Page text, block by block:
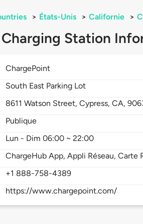
> États-Unis > Californie >
Charging Station
ChargePoint
South East Parking Lot
8611Watson Street,Cypress,CA,
Publique
Lun - Dim 06:00 ~ 22:00
ChargeHub App, Appli Réseau, Carte
+1 888-758-4389
https://www.chargepoint.com/